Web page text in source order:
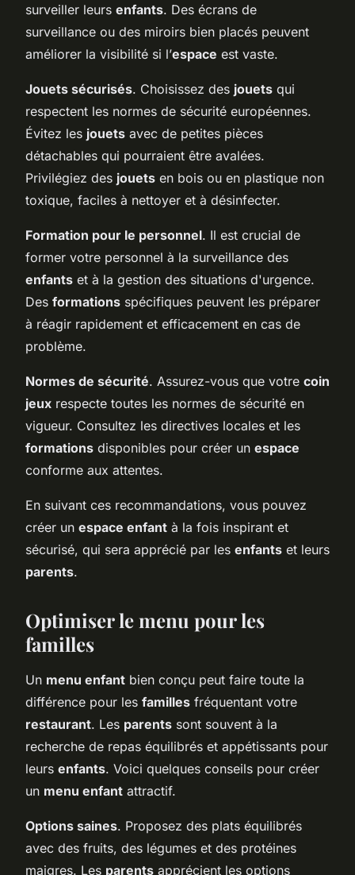
surveiller leurs enfants. Des écrans de
surveillance ou des miroirs bien placés peuvent
améliorer la visibilité si l’espace est vaste.
Jouets sécurisés. Choisissez des jouets qui
respectent les normes de sécurité européennes.
Évitez les jouets avec de petites pièces
détachables qui pourraient être avalées.
Privilégiez des jouets en bois ou en plastique non
toxique, faciles à nettoyer et à désinfecter.
Formation pour le personnel. Il est crucial de
former votre personnel à la surveillance des
enfants et à la gestion des situations d'urgence.
Des formations spécifiques peuvent les préparer
à réagir rapidement et efficacement en cas de
problème.
Normes de sécurité. Assurez-vous que votre coin
jeux respecte toutes les normes de sécurité en
vigueur. Consultez les directives locales et les
formations disponibles pour créer un espace
conforme aux attentes.
En suivant ces recommandations, vous pouvez
créer un espace enfant à la fois inspirant et
sécurisé, qui sera apprécié par les enfants et leurs
parents.
Optimiser le menu pour les
familles
Un menu enfant bien conçu peut faire toute la
différence pour les familles fréquentant votre
restaurant. Les parents sont souvent à la
recherche de repas équilibrés et appétissants pour
leurs enfants. Voici quelques conseils pour créer
un menu enfant attractif.
Options saines. Proposez des plats équilibrés
avec des fruits, des légumes et des protéines
maigres. Les parents apprécient les options